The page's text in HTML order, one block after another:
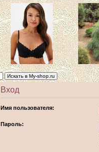
Вход
Имя пользователя:
Пароль: